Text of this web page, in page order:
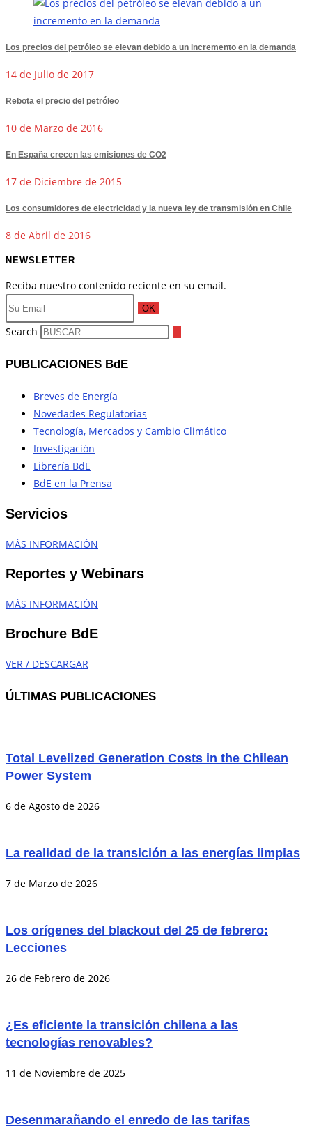
Los precios del petróleo se elevan debido a un incremento en la demanda
14 de Julio de 2017
Rebota el precio del petróleo
10 de Marzo de 2016
En España crecen las emisiones de CO2
17 de Diciembre de 2015
Los consumidores de electricidad y la nueva ley de transmisión en Chile
8 de Abril de 2016
NEWSLETTER
Reciba nuestro contenido reciente en su email.
OK
Search
PUBLICACIONES BdE
Breves de Energía
Novedades Regulatorias
Tecnología, Mercados y Cambio Climático
Investigación
Librería BdE
BdE en la Prensa
Servicios
MÁS INFORMACIÓN
Reportes y Webinars
MÁS INFORMACIÓN
Brochure BdE
VER / DESCARGAR
ÚLTIMAS PUBLICACIONES
Total Levelized Generation Costs in the Chilean
Power System
6 de Agosto de 2026
La realidad de la transición a las energías limpias
7 de Marzo de 2026
Los orígenes del blackout del 25 de febrero:
Lecciones
26 de Febrero de 2026
¿Es eficiente la transición chilena a las
tecnologías renovables?
11 de Noviembre de 2025
Desenmarañando el enredo de las tarifas